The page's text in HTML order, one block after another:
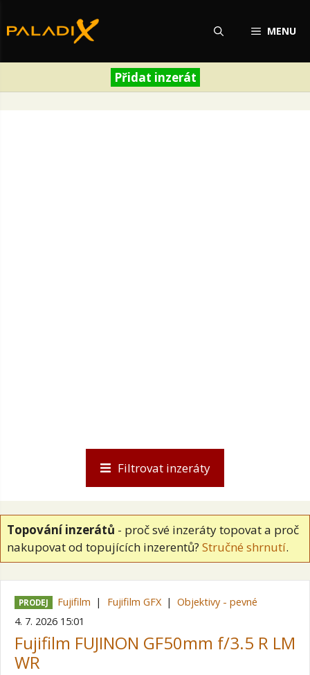
na
MENU
Přidat inzerát
Topování inzerátů - proč své inzeráty topovat a proč
nakupovat od topujících inzerentů? Stručné shrnutí.
PRODEJ Fujifilm Fujifilm GFX
Objektivy - pevné
4. 7. 2026 15:01
Fujifilm FUJINON GF50mm f/3.5 R LM
WR
Filtrovat inzeráty